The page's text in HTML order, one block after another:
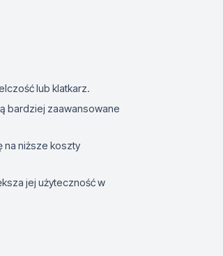
lub klatkarz.
bardziej zaawansowane
na niższe koszty
jej użyteczność w